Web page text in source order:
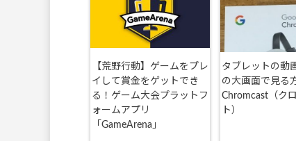
【荒野行動】ゲームをプレ
イして賞金をゲットでき
る！ゲーム大会プラットフ
ォームアプリ
「GameArena」
タブレットの動
の大画面で見る
Chromcast（ク
ト）